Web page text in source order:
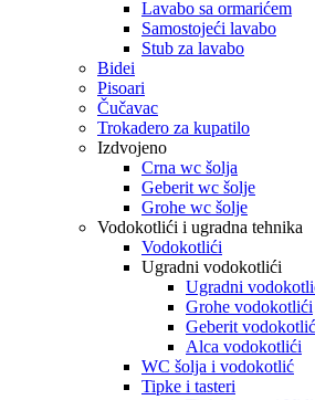
Lavabo sa ormarićem
Samostojeći lavabo
Stub za lavabo
Bidei
Pisoari
Čučavac
Trokadero za kupatilo
Izdvojeno
Crna wc šolja
Geberit wc šolje
Grohe wc šolje
Vodokotlići i ugradna tehnika
Vodokotlići
Ugradni vodokotlići
Ugradni
Grohe vodokotlići
Geberit
Alca vodokotlići
WC šolja i vodokotlić
Tipke i tasteri